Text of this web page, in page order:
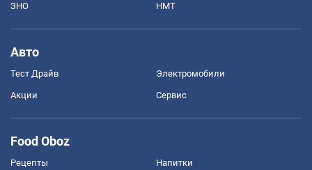
ЗНО НМТ
Авто
Тест Драйв Электромобили
Акции Сервис
Food Oboz
Рецепты Напитки